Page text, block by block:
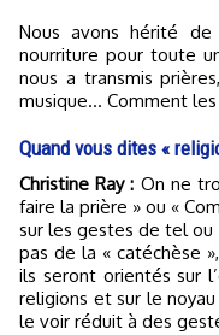
Nous avons hérité de
nourriture pour toute
nous a transmis
musique… Comment
Quand vous dites «
Christine Ray : On ne
faire la prière » ou «
sur les gestes de tel
pas de la « catéchèse
ils seront orientés sur
religions et sur le
le voir réduit à des